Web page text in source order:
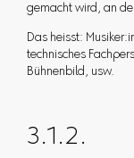
gemacht wird, an
Das heisst:
technisches
Bühnenbild, usw.
3.1.2.